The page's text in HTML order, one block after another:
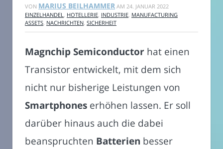
VON MARIUS BEILHAMMER AM 24. JANUAR 2022
EINZELHANDEL
HOTELLERIE INDUSTRIE MANUFACTURING
ASSETS NACHRICHTEN SICHERHEIT
Magnchip Semiconductor hat einen
Transistor entwickelt, mit dem sich
nicht nur bisherige Leistungen von
Smartphones erhöhen lassen. Er soll
darüber hinaus auch die dabei
beanspruchten Batterien besser